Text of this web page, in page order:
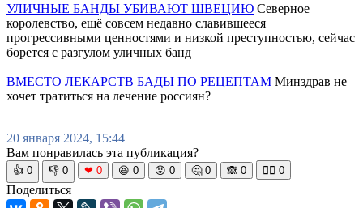
УЛИЧНЫЕ БАНДЫ УБИВАЮТ ШВЕЦИЮ Северное
королевство, ещё совсем недавно славившееся
прогрессивными ценностями и низкой преступностью, сейчас
борется с разгулом уличных банд
ВМЕСТО ЛЕКАРСТВ БАДЫ ПО РЕЦЕПТАМ Минздрав не
хочет тратиться на лечение россиян?
20 января 2024, 15:44
Вам понравилась эта публикация?
👍 0 👎 0 ❤ 0 😆 0 😡 0 🤔 0 🙈 0 🧘‍♀️ 0
Поделиться